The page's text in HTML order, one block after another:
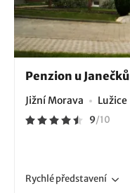
Penzion u Janečků
Jižní Morava Lužice
9/10
Rychlépředstavení